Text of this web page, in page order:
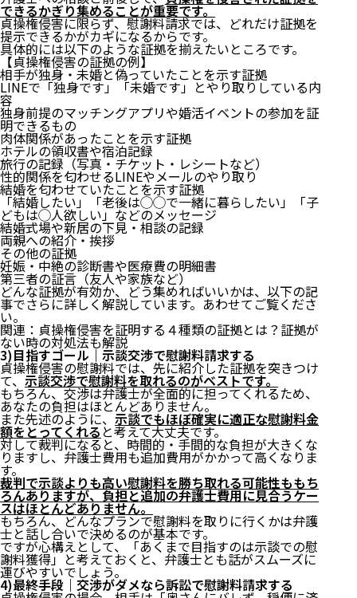
できるかぎり集めることが重要です。
貞操権侵害に限らず、慰謝料請求では、どれだけ証拠を
提示できるかがカギになるからです。
具体的には以下のような証拠を揃えたいところです。
【貞操権侵害の証拠の例】
相手が独身・未婚と偽っていたことを示す証拠
LINEで「独身です」「未婚です」とやり取りしている内
容
独身前提のマッチングアプリや婚活イベントの参加を証
明できるもの
肉体関係があったことを示す証拠
ホテルの領収書や宿泊記録
旅行の記録（写真・チケット・レシートなど）
性的関係を匂わせるLINEやメールのやり取り
結婚を匂わせていたことを示す証拠
「結婚したい」「老後は◯◯で一緒に暮らしたい」「子
どもは◯人欲しい」などのメッセージ
結婚式場や新居の下見・相談の記録
両親への紹介・挨拶
その他の証拠
妊娠・中絶の診断書や医療費の明細書
第三者の証言（友人や家族など）
どんな証拠が有効か、どう集めればいいかは、以下の記
事でさらに詳しく解説しています。あわせてご覧くださ
い。
関連： 貞操権侵害を証明する４種類の証拠とは？証拠が
ない時の対処法も解説
3)目指すゴール｜示談交渉で慰謝料請求する
貞操権侵害の慰謝料では、先に紹介した証拠を突きつけ
て、示談交渉で慰謝料を取れるのがベストです。
もちろん、交渉は弁護士が全面的に担ってくれるため、
あなたの負担はほとんどありません。
また先述のように、 示談でもほぼ確実に適正な慰謝料金
額をとってくれる と考えて大丈夫です。
対して裁判になると、時間的・手間的な負担が大きくな
りますし、弁護士費用も追加費用がかかって高くなりま
す。
裁判で示談よりも高い慰謝料を勝ち取れる可能性ももち
ろんありますが、負担と追加の弁護士費用に見合うケー
スはほとんどありません。
もちろん、どんなプランで慰謝料を取りに行くかは弁護
士と話し合いで決めるのが基本です。
ですが心構えとして、「あくまで目指すのは示談での慰
謝料獲得」と考えておくと、弁護士とも話がスムーズに
運びやすいでしょう。
4)最終手段｜交渉がダメなら訴訟で慰謝料請求する